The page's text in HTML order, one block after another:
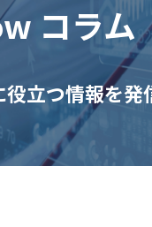
コラム
立つ情報を発